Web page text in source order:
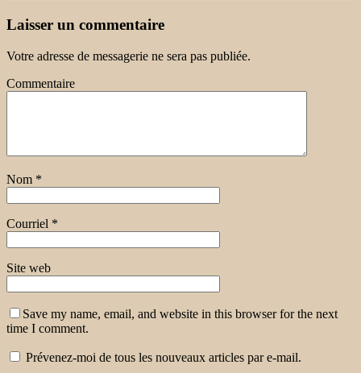
Laisser un commentaire
Votre adresse de messagerie ne sera pas publiée.
Commentaire
Nom *
Courriel *
Site web
Save my name, email, and website in this browser for the next
time I comment.
Prévenez-moi de tous les nouveaux articles par e-mail.